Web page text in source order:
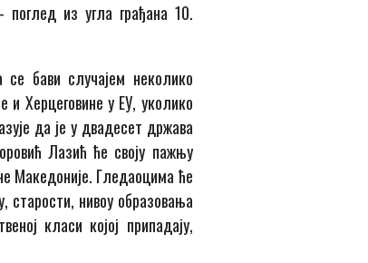
из угла грађана 10.
бави случајем неколико
и Херцеговине у ЕУ, уколико
да је у двадесет држава
Лазић ће своју пажњу
Македоније. Гледаоцима ће
нивоу образовања
класи којој припадају,